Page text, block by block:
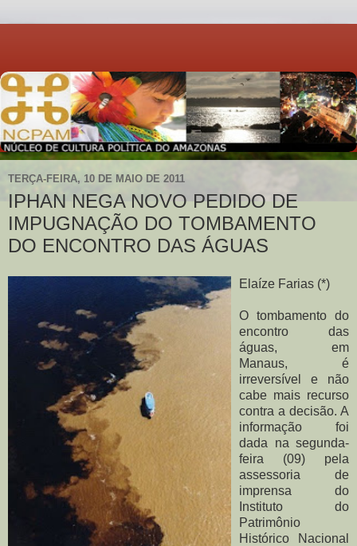
TERÇA-FEIRA, 10 DE MAIO DE 2011
IPHAN NEGA NOVO PEDIDO DE
IMPUGNAÇÃO DO TOMBAMENTO
DO ENCONTRO DAS ÁGUAS
Elaíze Farias (*)
O tombamento do
encontro das
águas, em
Manaus, é
irreversível e não
cabe mais recurso
contra a decisão. A
informação foi
dada na segunda-
feira (09) pela
assessoria de
imprensa do
Instituto do
Patrimônio
Histórico Nacional